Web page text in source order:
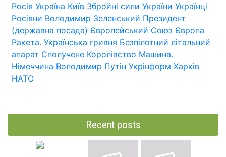
Росія Україна Київ Збройні сили України Українці
Росіяни Володимир Зеленський Президент
(державна посада) Європейський Союз Європа
Ракета. Українська гривня Безпілотний літальний
апарат Сполучене Королівство Машина.
Німеччина Володимир Путін Укрінформ Харків
НАТО
Recent posts